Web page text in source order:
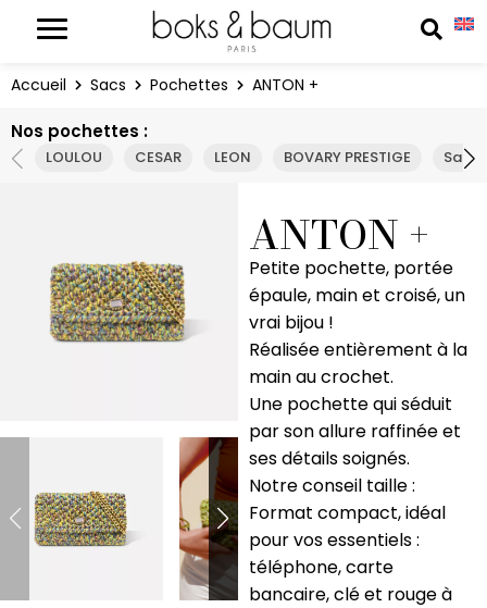
Accueil Sacs Pochettes ANTON +
Nos pochettes :
LOULOU CESAR LEON BOVARY PRESTIGE
ANTON +
Petite pochette, portée
épaule, main et croisé, un
vrai bijou !
Réalisée entièrement à la
main au crochet.
Une pochette qui séduit
par son allure raffinée et
ses détails soignés.
Notre conseil taille :
Format compact, idéal
pour vos essentiels :
téléphone, carte
bancaire, clé et rouge à
Panneau de gestion des cookies